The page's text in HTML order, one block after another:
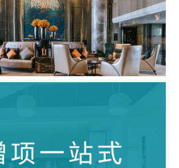
酒店 | 28000m² | 混搭风
详情 算算这么装修多少钱